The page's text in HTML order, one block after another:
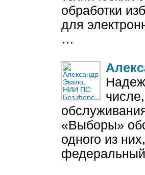
обработки
для
…
«Выборы»
одного из